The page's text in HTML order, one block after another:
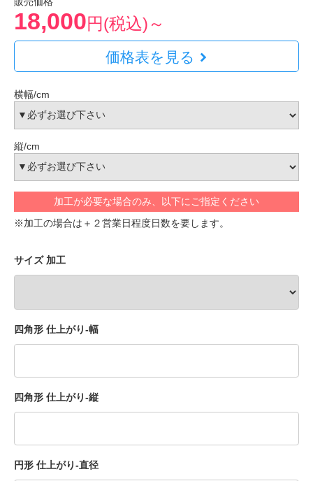
18,000円(税込)～
価格表を見る
横幅/cm
縦/cm
加工が必要な場合のみ、以下にご指定ください
※加工の場合は＋２営業日程度日数を要します。
サイズ 加工
四角形 仕上がり-幅
四角形 仕上がり-縦
円形 仕上がり-直径